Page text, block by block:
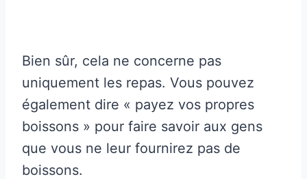
Bien sûr, cela ne concerne pas
uniquement les repas. Vous pouvez
également dire « payez vos propres
boissons » pour faire savoir aux gens
que vous ne leur fournirez pas de
boissons.